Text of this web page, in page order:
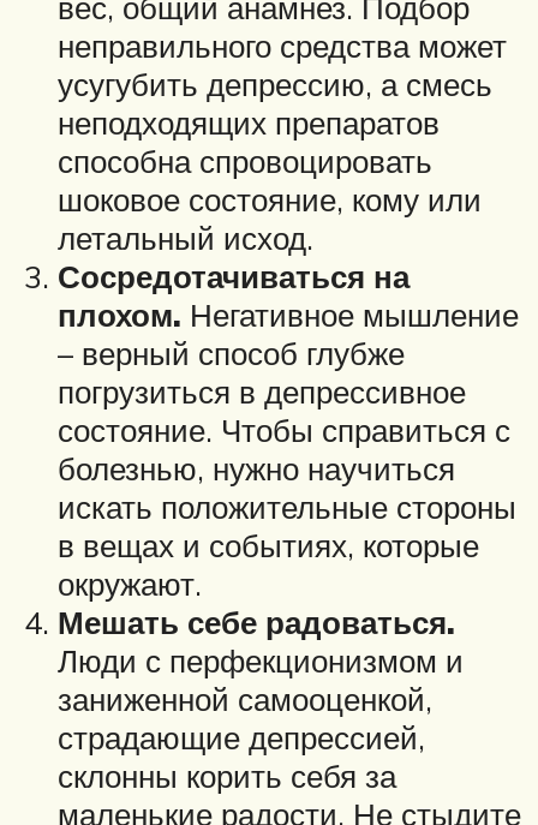
неправильного средства может
усугубить депрессию, а смесь
неподходящих препаратов
способна спровоцировать
шоковое состояние, кому или
летальный исход.
Сосредотачиваться на
плохом. Негативное мышление
– верный способ глубже
погрузиться в депрессивное
состояние. Чтобы справиться с
болезнью, нужно научиться
искать положительные стороны
в вещах и событиях, которые
окружают.
Мешать себе радоваться.
Люди с перфекционизмом и
заниженной самооценкой,
страдающие депрессией,
склонны корить себя за
маленькие радости. Не стыдите